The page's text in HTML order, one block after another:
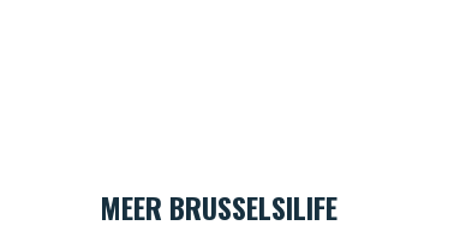
MEER BRUSSELSILIFE